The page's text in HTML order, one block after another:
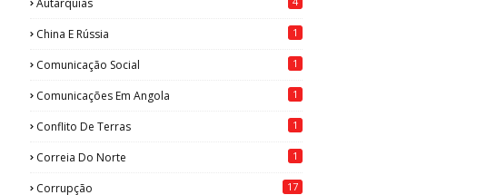
Autarquias
China E Rússia 1
Comunicação Social 1
Comunicações Em Angola 1
Conflito De Terras 1
Correia Do Norte 1
Corrupção 17